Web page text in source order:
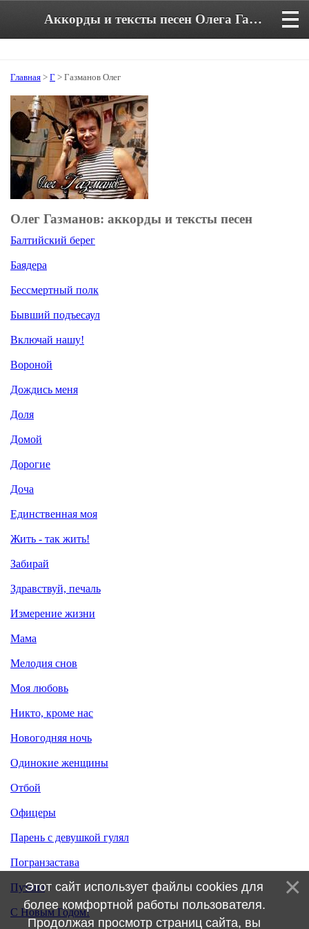
Аккорды и тексты песен Олега Газманова
Главная > Г > Газманов Олег
Олег Газманов: аккорды и тексты песен
Балтийский берег
Баядера
Бессмертный полк
Бывший подъесаул
Включай нашу!
Вороной
Дождись меня
Доля
Домой
Дорогие
Доча
Единственная моя
Жить - так жить!
Забирай
Здравствуй, печаль
Измерение жизни
Мама
Мелодия снов
Моя любовь
Никто, кроме нас
Новогодняя ночь
Одинокие женщины
Отбой
Офицеры
Парень с девушкой гулял
Погранзастава
Путана
С Новым Годом!
Этот сайт использует файлы cookies для
более комфортной работы пользователя.
Продолжая просмотр страниц сайта, вы